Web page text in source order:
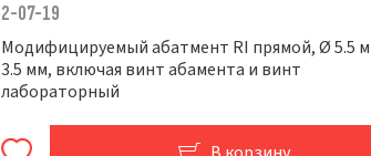
2-07-19
Модифицируемый абатмент RI прямой, Ø 5.5
3.5 мм, включая винт абамента и винт
лабораторный